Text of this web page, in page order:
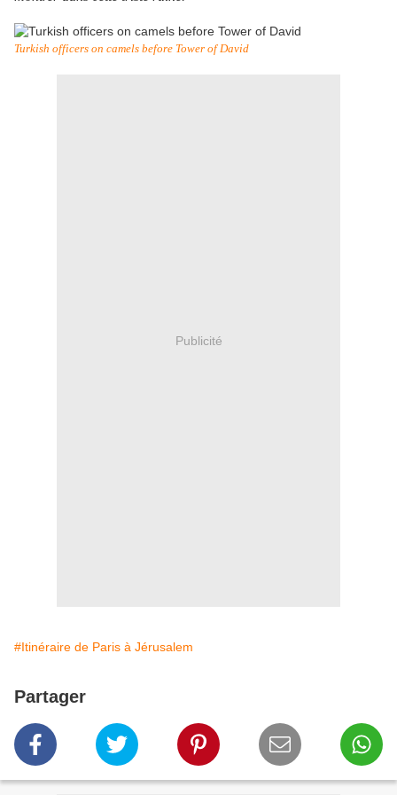
Turkish officers on camels before Tower of David
Publicité
#Itinéraire de Paris à Jérusalem
Partager